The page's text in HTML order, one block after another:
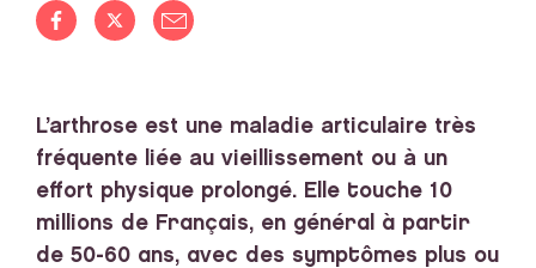
L’arthrose est une maladie articulaire très
fréquente liée au vieillissement ou à un
effort physique prolongé. Elle touche 10
millions de Français, en général à partir
de 50-60 ans, avec des symptômes plus ou